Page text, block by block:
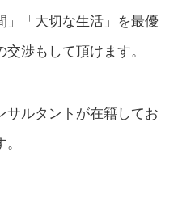
」「大切な生活」を最優
渉もして頂けます。
サルタントが在籍してお